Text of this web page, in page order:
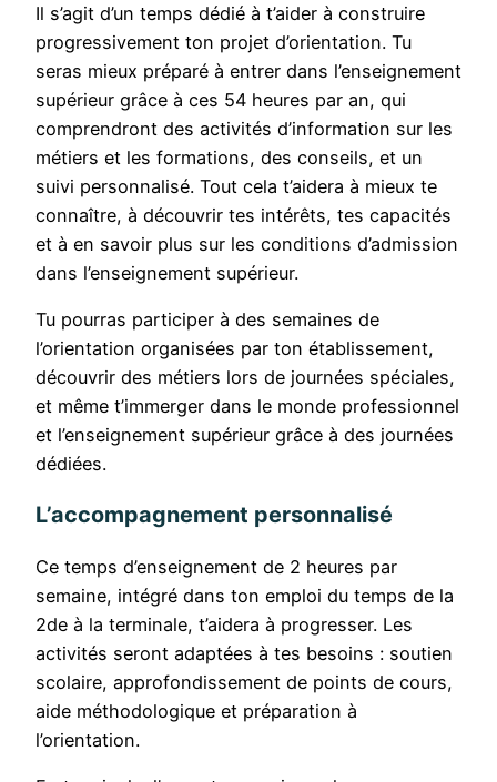
Il s’agit d’un temps dédié à t’aider à construire
progressivement ton projet d’orientation. Tu
seras mieux préparé à entrer dans l’enseignement
supérieur grâce à ces 54 heures par an, qui
comprendront des activités d’information sur les
métiers et les formations, des conseils, et un
suivi personnalisé. Tout cela t’aidera à mieux te
connaître, à découvrir tes intérêts, tes capacités
et à en savoir plus sur les conditions d’admission
dans l’enseignement supérieur.
Tu pourras participer à des semaines de
l’orientation organisées par ton établissement,
découvrir des métiers lors de journées spéciales,
et même t’immerger dans le monde professionnel
et l’enseignement supérieur grâce à des journées
dédiées.
L’accompagnement personnalisé
Ce temps d’enseignement de 2 heures par
semaine, intégré dans ton emploi du temps de la
2de à la terminale, t’aidera à progresser. Les
activités seront adaptées à tes besoins : soutien
scolaire, approfondissement de points de cours,
aide méthodologique et préparation à
l’orientation.